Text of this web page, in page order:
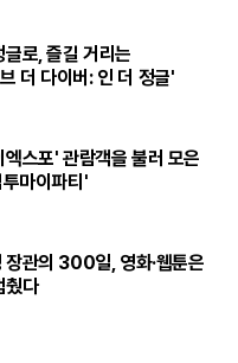
로, 즐길 거리는
더 다이버: 인 더 정글'
스포' 관람객을 불러 모은
마이파티'
관의 300일, 영화·웹툰은
췄다